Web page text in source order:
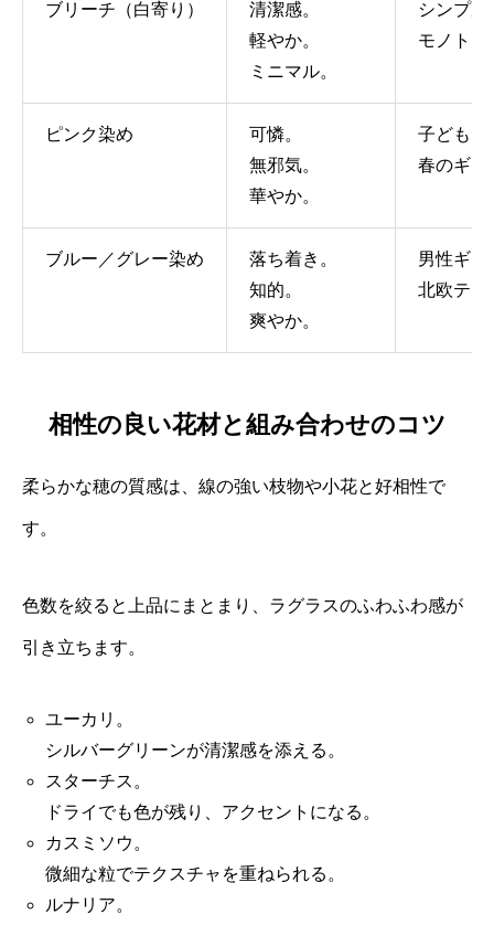
ブリーチ（白寄り）
清潔感。
軽やか。
ミニマル。
シンプル
モノトー
ピンク染め
可憐。
無邪気。
華やか。
子ども向
春のギフ
ブルー／グレー染め
落ち着き。
知的。
爽やか。
男性ギフ
北欧テイ
相性の良い花材と組み合わせのコツ
柔らかな穂の質感は、線の強い枝物や小花と好相性で
す。
色数を絞ると上品にまとまり、ラグラスのふわふわ感が
引き立ちます。
ユーカリ。
シルバーグリーンが清潔感を添える。
スターチス。
ドライでも色が残り、アクセントになる。
カスミソウ。
微細な粒でテクスチャを重ねられる。
ルナリア。